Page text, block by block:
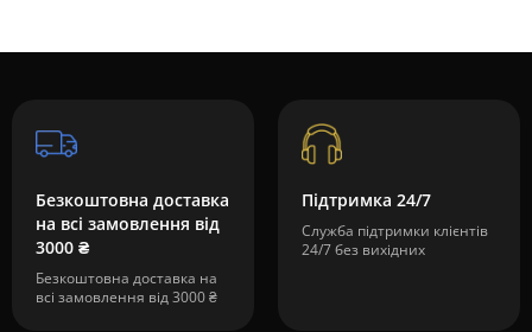
Безкоштовна доставка
на всі замовлення від
3000 ₴
Безкоштовна доставка на
всі замовлення від 3000 ₴
Підтримка 24/7
Служба підтримки клієнтів
24/7 без вихідних